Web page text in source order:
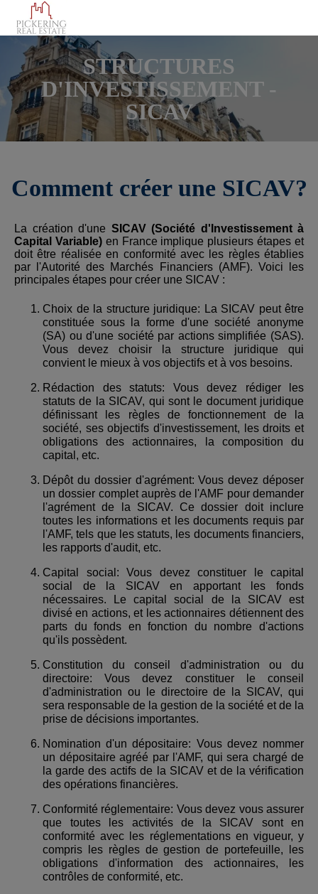
STRUCTURES
D'INVESTISSEMENT -
SICAV
Comment créer une SICAV?
La création d'une SICAV (Société d'Investissement à
Capital Variable)en France implique plusieurs étapes et
doit être réalisée en conformité avec les règles établies
par l'Autorité des Marchés Financiers (AMF). Voici les
principales étapes pour créer une SICAV :
Choix de la structure juridique: La SICAV peut être
constituée sous la forme d'une société anonyme
(SA) ou d'une société par actions simplifiée (SAS).
Vous devez choisir la structure juridique qui
convient le mieux à vos objectifs et à vos besoins.
Rédaction des statuts: Vous devez rédiger les
statuts de la SICAV, qui sont le document juridique
définissant les règles de fonctionnement de la
société, ses objectifs d'investissement, les droits et
obligations des actionnaires, la composition du
capital, etc.
Dépôt du dossier d'agrément: Vous devez déposer
un dossier complet auprès de l'AMF pour demander
l'agrément de la SICAV. Ce dossier doit inclure
toutes les informations et les documents requis par
l'AMF, tels que les statuts, les documents financiers,
les rapports d'audit, etc.
Capital social: Vous devez constituer le capital
social de la SICAV en apportant les fonds
nécessaires. Le capital social de la SICAV est
divisé en actions, et les actionnaires détiennent des
parts du fonds en fonction du nombre d'actions
qu'ils possèdent.
Constitution du conseil d'administration ou du
directoire: Vous devez constituer le conseil
d'administration ou le directoire de la SICAV, qui
sera responsable de la gestion de la société et de la
prise de décisions importantes.
Nomination d'un dépositaire: Vous devez nommer
un dépositaire agréé par l'AMF, qui sera chargé de
la garde des actifs de la SICAV et de la vérification
des opérations financières.
Conformité réglementaire: Vous devez vous assurer
que toutes les activités de la SICAV sont en
conformité avec les réglementations en vigueur, y
compris les règles de gestion de portefeuille, les
obligations d'information des actionnaires, les
contrôles de conformité, etc.